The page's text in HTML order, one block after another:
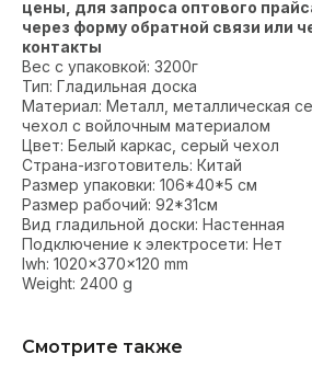
цены, для запроса оптового
через форму обратной связи или
контакты
Вес с упаковкой: 3200г
Тип: Гладильная доска
Материал: Металл, металлическая
чехол с войлочным материалом
Цвет: Белый каркас, серый чехол
Страна-изготовитель: Китай
Размер упаковки: 106*40*5 см
Размер рабочий: 92*31см
Вид гладильной доски: Настенная
Подключение к электросети: Нет
lwh: 1020x370x120 mm
Weight: 2400 g
Смотрите также